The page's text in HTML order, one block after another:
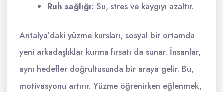
Ruh sağlığı: Su, stres ve kaygıyı azaltır.
Antalya’daki yüzme kursları, sosyal bir ortamda
yeni arkadaşlıklar kurma fırsatı da sunar. İnsanlar,
aynı hedefler doğrultusunda bir araya gelir. Bu,
motivasyonu artırır. Yüzme öğrenirken eğlenmek,